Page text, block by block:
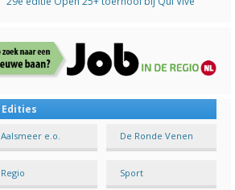
Edities
Aalsmeer e.o. De Ronde Venen
Regio Sport